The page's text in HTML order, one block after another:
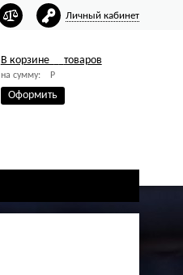
Личный кабинет
В корзине товаров
на сумму: Р
Оформить